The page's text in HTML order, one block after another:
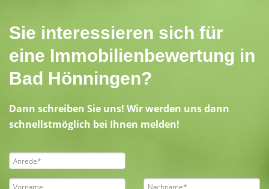
Sie interessieren sich für
eine Immobilienbewertung in
Bad Hönningen?
Dann schreiben Sie uns! Wir werden uns dann
schnellstmöglich bei Ihnen melden!